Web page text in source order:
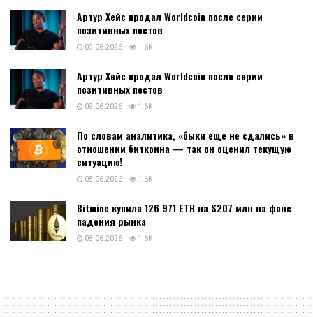
Артур Хейс продал Worldcoin после серии
позитивных постов
09.06.2026 1.6K
Артур Хейс продал Worldcoin после серии
позитивных постов
09.06.2026 1.6K
По словам аналитика, «быки еще не сдались» в
отношении биткоина — так он оценил текущую
ситуацию!
08.06.2026 1.6K
Bitmine купила 126 971 ETH на $207 млн на фоне
падения рынка
08.06.2026 1.6K